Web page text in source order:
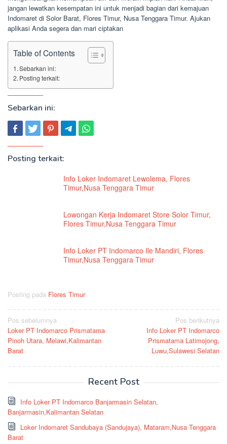
jangan lewatkan kesempatan ini untuk menjadi bagian dari kemajuan
Indomaret di Solor Barat, Flores Timur, Nusa Tenggara Timur. Ajukan
aplikasi Anda segera dan mari ciptakan
Table of Contents
Sebarkan ini:
Posting terkait:
Sebarkan ini:
Posting terkait:
Info Loker Indomaret Lewolema, Flores
Timur,Nusa Tenggara Timur
Lowongan Kerja Indomaret Store Solor Timur,
Flores Timur,Nusa Tenggara Timur
Info Loker PT Indomarco Ile Mandiri, Flores
Timur,Nusa Tenggara Timur
Posting pada Flores Timur
Navigasi
pos
Pos sebelumnya
Loker PT Indomarco Prismatama
Pinoh Utara, Melawi,Kalimantan
Barat
Pos berikutnya
Info Loker PT Indomarco
Prismatama Latimojong,
Luwu,Sulawesi Selatan
Recent Post
Info Loker PT Indomarco Banjarmasin Selatan,
Banjarmasin,Kalimantan Selatan
Loker Indomaret Sandubaya (Sandujaya), Mataram,Nusa Tenggara
Barat